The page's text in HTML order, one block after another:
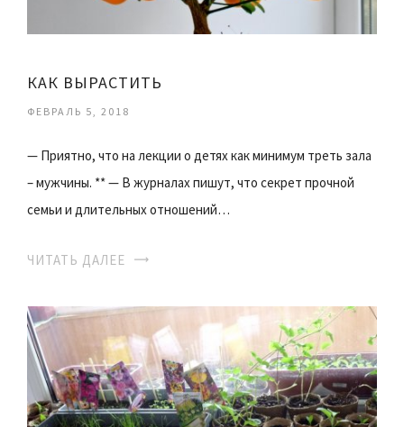
КАК ВЫРАСТИТЬ
ФЕВРАЛЬ 5, 2018
— Приятно, что на лекции о детях как минимум треть зала
– мужчины. ** — В журналах пишут, что секрет прочной
семьи и длительных отношений…
ЧИТАТЬ ДАЛЕЕ